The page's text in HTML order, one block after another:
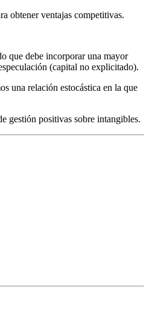
obtener ventajas competitivas.
que debe incorporar una mayor
(capital no explicitado).
una relación estocástica en la que
gestión positivas sobre intangibles.